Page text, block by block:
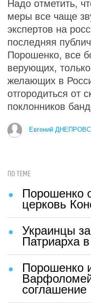
Надо отметить,
меры все чаще
экспертов на
последняя
Порошенко, все
верующих,
желающих в
отгородиться от
поклонников
Евгений
ПО ТЕМЕ
Порошенко
церковь
Украинцы
Патриарха
Порошенко
соглашение